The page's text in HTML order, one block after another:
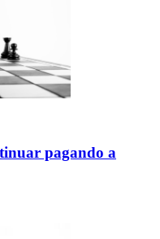
pagando a